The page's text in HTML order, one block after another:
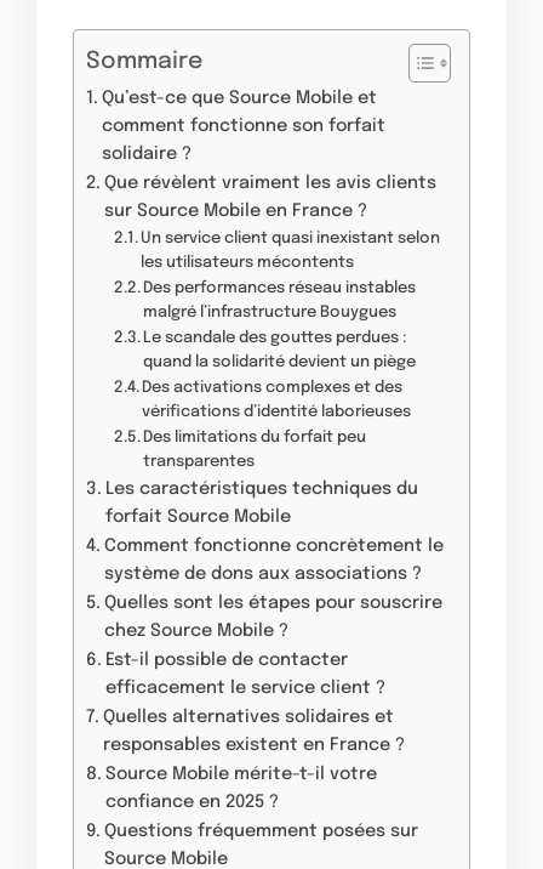
Sommaire
Qu’est-ce que Source Mobile et
comment fonctionne son forfait
solidaire ?
Que révèlent vraiment les avis clients
sur Source Mobile en France ?
Un service client quasi inexistant selon
les utilisateurs mécontents
Des performances réseau instables
malgré l’infrastructure Bouygues
Le scandale des gouttes perdues :
quand la solidarité devient un piège
Des activations complexes et des
vérifications d’identité laborieuses
Des limitations du forfait peu
transparentes
Les caractéristiques techniques du
forfait Source Mobile
Comment fonctionne concrètement le
système de dons aux associations ?
Quelles sont les étapes pour souscrire
chez Source Mobile ?
Est-il possible de contacter
efficacement le service client ?
Quelles alternatives solidaires et
responsables existent en France ?
Source Mobile mérite-t-il votre
confiance en 2025 ?
Questions fréquemment posées sur
Source Mobile